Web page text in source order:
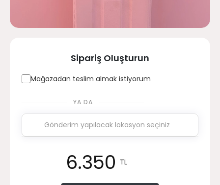
Sipariş Oluşturun
Mağazadan teslim almak istiyorum
YA DA
6.350 TL